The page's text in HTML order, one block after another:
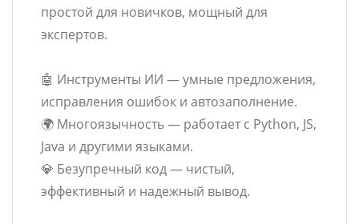
простой для новичков, мощный для
экспертов.
🤖 Инструменты ИИ — умные предложения,
исправления ошибок и автозаполнение.
🌍 Многоязычность — работает с Python, JS,
Java и другими языками.
💎 Безупречный код — чистый,
эффективный и надежный вывод.